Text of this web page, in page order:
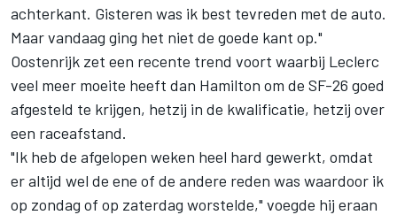
achterkant. Gisteren was ik best tevreden met de auto.
Maar vandaag ging het niet de goede kant op."
Oostenrijk zet een recente trend voort waarbij Leclerc
veel meer moeite heeft dan Hamilton om de SF-26 goed
afgesteld te krijgen, hetzij in de kwalificatie, hetzij over
een raceafstand.
"Ik heb de afgelopen weken heel hard gewerkt, omdat
er altijd wel de ene of de andere reden was waardoor ik
op zondag of op zaterdag worstelde," voegde hij eraan